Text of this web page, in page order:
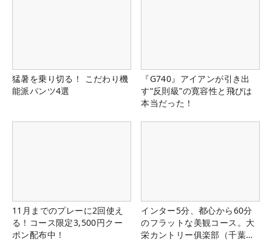
猛暑を乗り切る！ こだわり機
能派パンツ4選
『G740』アイアンが引き出
す“反則級”の寛容性と飛びは
本当だった！
11月までのプレーに2回使え
る！コース限定3,500円クー
ポン配布中！
インター5分、都心から60分
のフラットな美観コース。大
栄カントリー俱楽部（千葉